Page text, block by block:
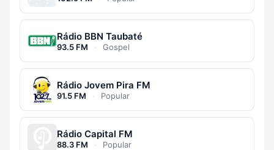
Rádio BBN Taubaté
93.5 FM · Gospel
Rádio Jovem Pira FM
91.5 FM · Popular
Rádio Capital FM
88.3 FM · Popular